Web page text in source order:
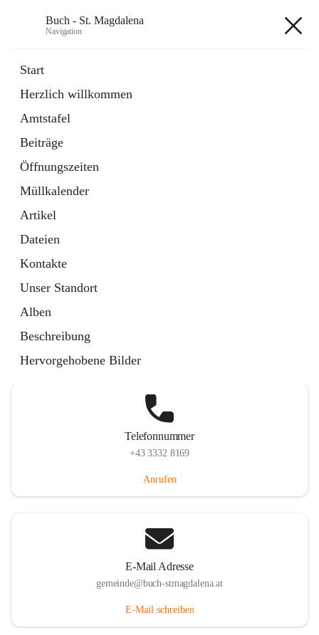
Buch - St. Magdalena
Navigation
Start
Herzlich willkommen
Amtstafel
Beiträge
Öffnungszeiten
Müllkalender
Artikel
Dateien
Kontakte
Unser Standort
Alben
Beschreibung
Hervorgehobene Bilder
11 Schnellzugriffe
Bürgerservice
10 Schnellzugriffe
Telefonnummer
+43 3332 8169
Anrufen
E-Mail Adresse
gemeinde@buch-stmagdalena.at
E-Mail schreiben